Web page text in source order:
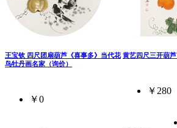
王宝钦 四尺团扇葫芦《喜事多》当代花
鸟牡丹画名家（询价）
￥0
黄艺四尺三开葫芦
￥280